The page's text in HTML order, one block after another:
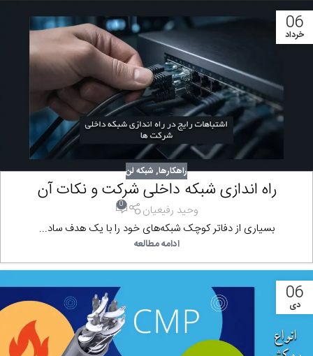
06
خرداد
راهکارها, شبکه لن
راه اندازی شبکه داخلی شرکت و نکات آن
وحید رفیعیان 0
بسیاری از دفاتر کوچک شبکه‌های خود را با یک هدف ساد...
ادامه مطالعه
06
دی